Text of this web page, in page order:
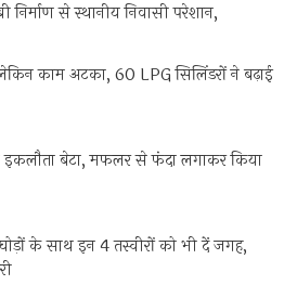
से स्थानीय निवासी परेशान,
काम अटका, 60 LPG सिलिंडरों ने बढ़ाई
इकलौता बेटा, मफलर से फंदा लगाकर किया
के साथ इन 4 तस्वीरों को भी दें जगह,